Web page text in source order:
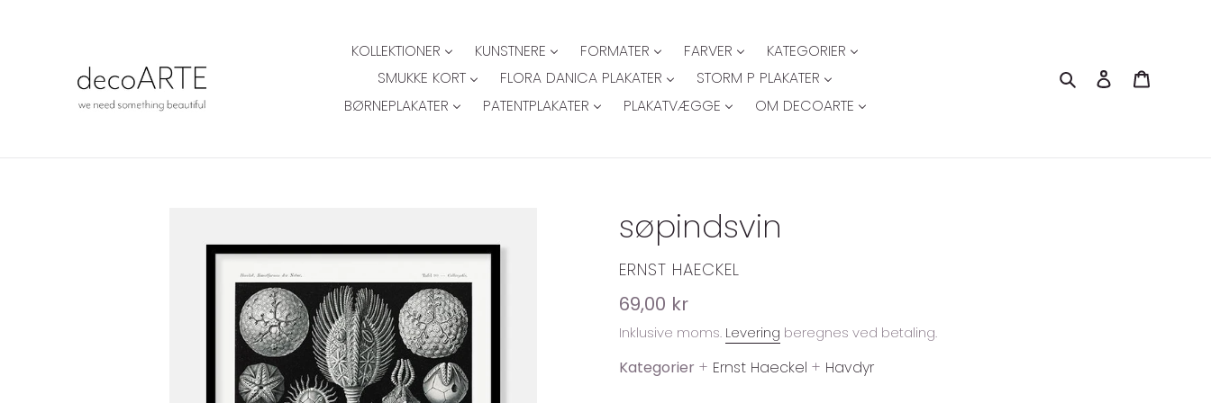
KOLLEKTIONER KUNSTNERE FORMATER FARVER
KATEGORIER
SMUKKE KORT
FLORA DANICA PLAKATER
STORM P PLAKATER
BØRNEPLAKATER
PATENTPLAKATER PLAKATVÆGGE OM DECOARTE
Søg Log ind
søpindsvin
FORHANDLER
ERNST HAECKEL
Normalpris
69,00 kr
Inklusive moms. Levering beregnes ved betaling.
Kategorier + Ernst Haeckel + Havdyr